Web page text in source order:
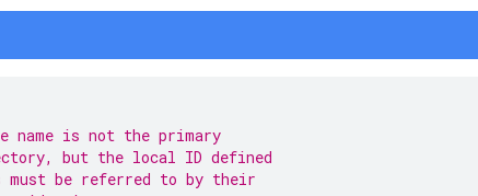
is not the primary
but the local ID defined
must be referred to by their